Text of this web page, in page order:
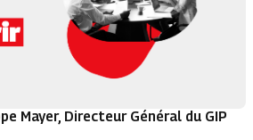
Mayer, Directeur Général du GIP